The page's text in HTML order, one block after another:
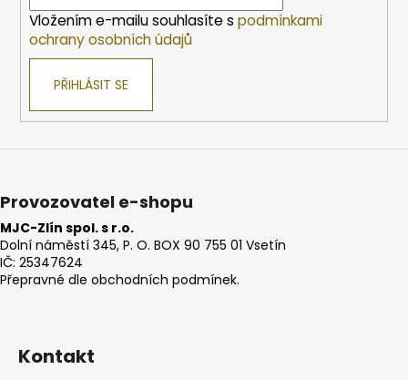
Vložením e-mailu souhlasíte s podmínkami
ochrany osobních údajů
PŘIHLÁSIT SE
Provozovatel e-shopu
MJC-Zlín spol. s r.o.
Dolní náměstí 345, P. O. BOX 90 755 01 Vsetín
IČ: 25347624
Přepravné dle obchodních podmínek.
Kontakt